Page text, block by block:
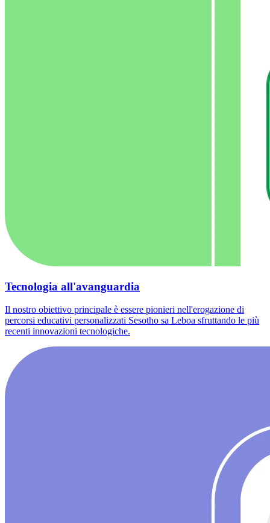
Tecnologia all'avanguardia
Il nostro obiettivo principale è essere pionieri nell'erogazione di
percorsi educativi personalizzati Sesotho sa Leboa sfruttando le più
recenti innovazioni tecnologiche.